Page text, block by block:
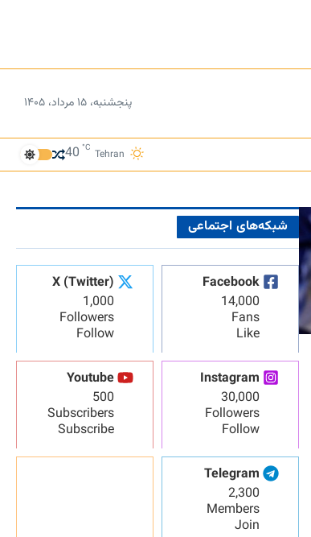
پنجشنبه، ۱۵ مرداد، ۱۴۰۵
Tehran
40 °C
شبکه‌های اجتماعی
Facebook
14,000
Fans
Like
X (Twitter)
1,000
Followers
Follow
Instagram
30,000
Followers
Follow
Youtube
500
Subscribers
Subscribe
Telegram
2,300
Members
Join